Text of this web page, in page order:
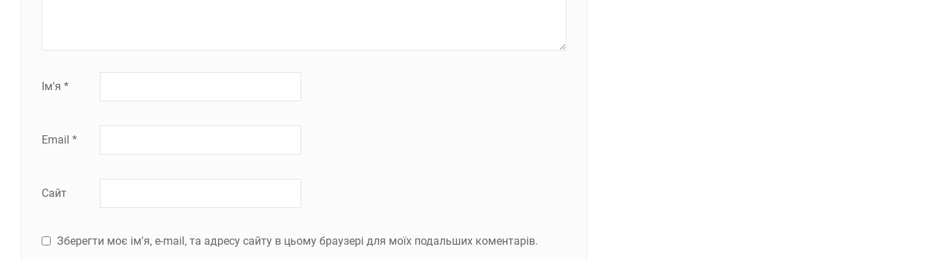
Ім'я *
Email *
Сайт
Зберегти моє ім'я, e-mail, та адресу сайту в цьому браузері для моїх подальших коментарів.